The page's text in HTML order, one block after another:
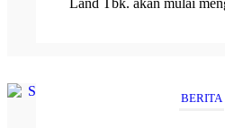
Land Tbk. akan mulai
BERITA